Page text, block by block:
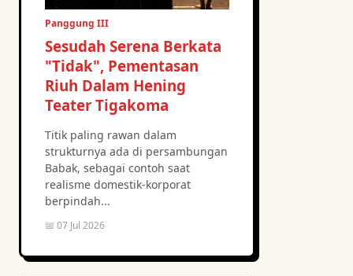
Panggung III
Sesudah Serena Berkata
"Tidak", Pementasan
Riuh Dalam Hening
Teater Tigakoma
Titik paling rawan dalam
strukturnya ada di persambungan
Babak, sebagai contoh saat
realisme domestik-korporat
berpindah...
📅 07 Jul 2026